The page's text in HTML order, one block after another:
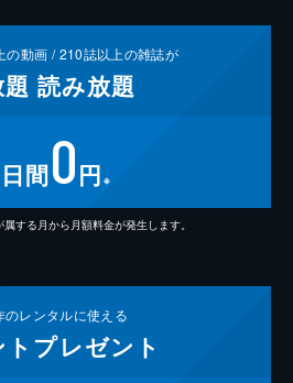
の動画 /210誌以上の雑誌が
読み放題
日間0円 ※
する月から月額料金が発生します。
のレンタルに使える
プレゼント